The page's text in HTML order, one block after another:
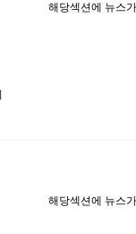
해당섹션에 뉴스
해당섹션에 뉴스